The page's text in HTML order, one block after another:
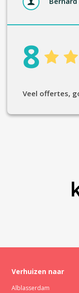
8
Veel offertes,
Verhuizen naar
Alblasserdam